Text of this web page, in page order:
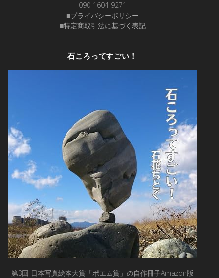
090-1604-9271
■プライバシーポリシー
■特定商取引法に基づく表記
石ころってすごい！
第3回 日本写真絵本大賞「ポエム賞」の自作冊子Amazon版